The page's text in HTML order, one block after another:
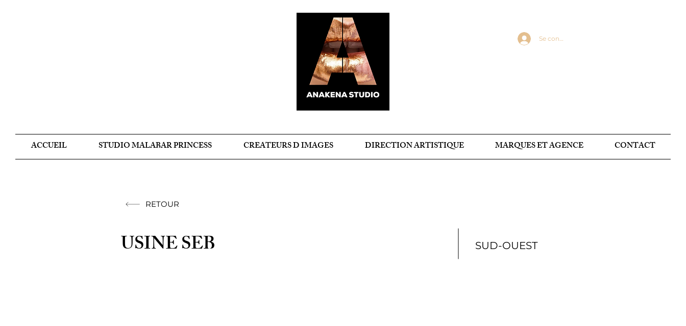
Se connecter
ACCUEIL STUDIO MALABAR PRINCESS CREATEURS D IMAGES DIRECTION ARTISTIQUE MARQUES ET AGENCE CONTACT
RETOUR
USINE SEB SUD-OUEST